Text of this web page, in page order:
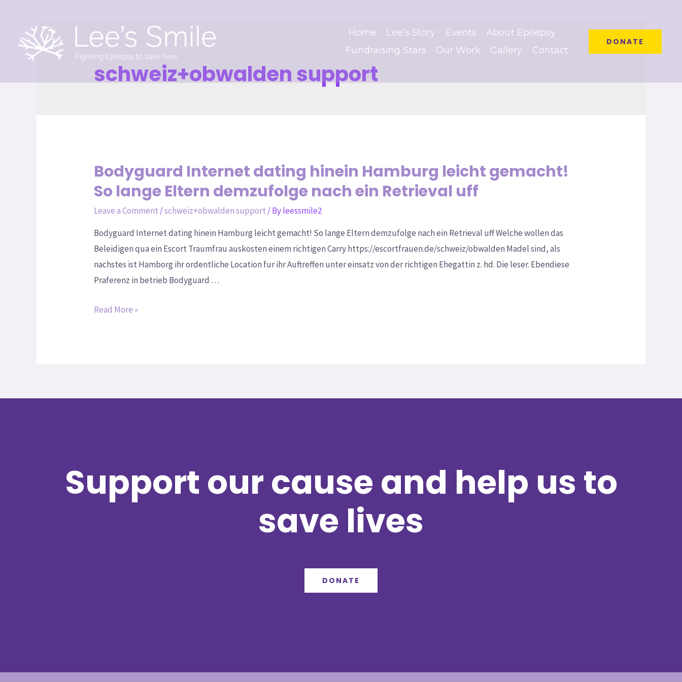
Home Lee’s Story Events
About Epilepsy
Fundraising Stars
Our Work Gallery Contact
DONATE
schweiz+obwalden support
Bodyguard Internet dating hinein Hamburg leicht gemacht!
So lange Eltern demzufolge nach ein Retrieval uff
Leave a Comment /schweiz+obwalden support / Byleessmile2
Bodyguard Internet dating hinein Hamburg leicht gemacht! So lange Eltern demzufolge nach ein Retrieval uff Welche wollen das
Beleidigen qua ein Escort Traumfrau auskosten einem richtigen Carry https://escortfrauen.de/schweiz/obwalden Madel sind, als
nachstes ist Hamborg ihr ordentliche Location fur ihr Auftreffen unter einsatz von der richtigen Ehegattin z. hd. Die leser. Ebendiese
Praferenz in betrieb Bodyguard …
Read More »
Support our cause and help us to
save lives
DONATE